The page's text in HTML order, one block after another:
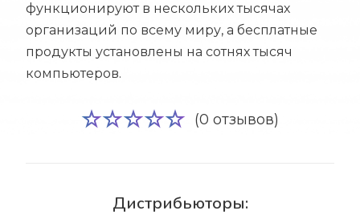
функционируют в нескольких тысячах
организаций по всему миру, а бесплатные
продукты установлены на сотнях тысяч
компьютеров.
(0 отзывов)
Дистрибьюторы: